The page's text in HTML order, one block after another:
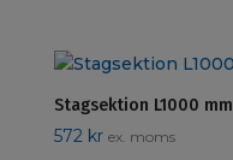
Stagsektion L1000 mm
572 kr ex. moms